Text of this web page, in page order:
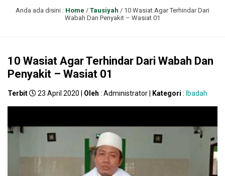
Anda ada disini : Home / Tausiyah / 10 Wasiat Agar Terhindar Dari
Wabah Dan Penyakit – Wasiat 01
10 Wasiat Agar Terhindar Dari Wabah Dan
Penyakit – Wasiat 01
Terbit 23 April 2020 | Oleh : Administrator | Kategori : Ibadah